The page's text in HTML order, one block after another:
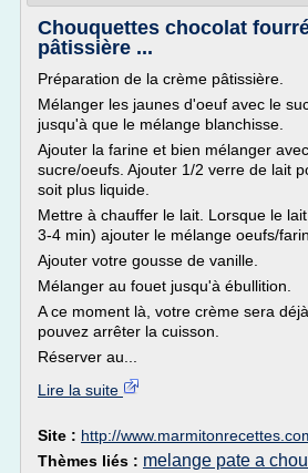
Chouquettes chocolat
pâtissière ...
Préparation de la crème pâtissière.
Mélanger les jaunes d'oeuf avec le
jusqu'à que le mélange blanchisse.
Ajouter la farine et bien mélanger
sucre/oeufs. Ajouter 1/2 verre de lait
soit plus liquide.
Mettre à chauffer le lait. Lorsque le
3-4 min) ajouter le mélange oeufs/
Ajouter votre gousse de vanille.
Mélanger au fouet jusqu'à ébullition.
A ce moment là, votre crème sera
pouvez arrêter la cuisson.
Réserver au...
Lire la suite
Site : http://
Thèmes liés : melange pate a